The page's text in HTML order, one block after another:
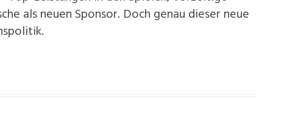
als neuen Sponsor. Doch genau dieser neue